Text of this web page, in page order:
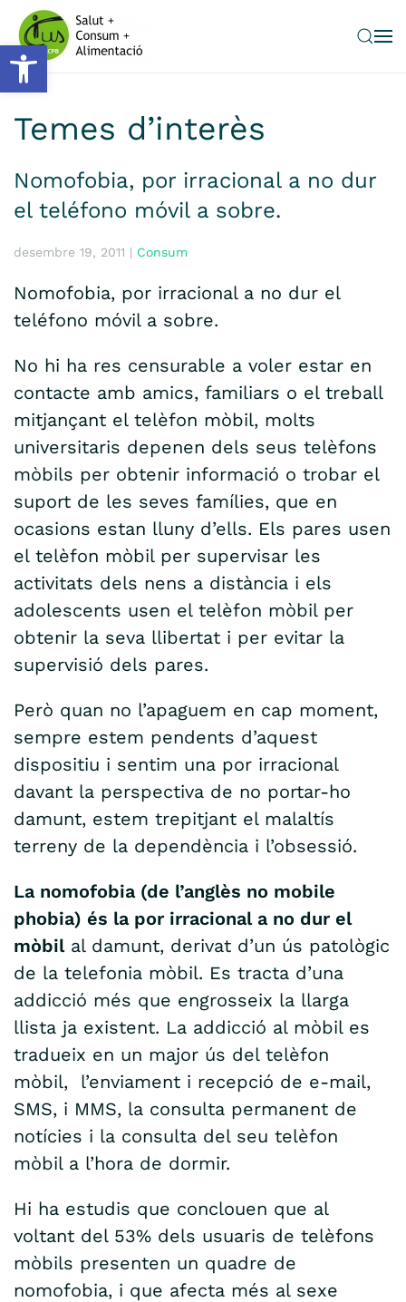
Obre la barra d'eines
Skip to main content
Temes d’interès
Nomofobia, por irracional a no dur
el teléfono móvil a sobre.
desembre 19, 2011 | Consum
Nomofobia, por irracional a no dur el
teléfono móvil a sobre.
No hi ha res censurable a voler estar en
contacte amb amics, familiars o el treball
mitjançant el telèfon mòbil, molts
universitaris depenen dels seus telèfons
mòbils per obtenir informació o trobar el
suport de les seves famílies, que en
ocasions estan lluny d’ells. Els pares usen
el telèfon mòbil per supervisar les
activitats dels nens a distància i els
adolescents usen el telèfon mòbil per
obtenir la seva llibertat i per evitar la
supervisió dels pares.
Però quan no l’apaguem en cap moment,
sempre estem pendents d’aquest
dispositiu i sentim una por irracional
davant la perspectiva de no portar-ho
damunt, estem trepitjant el malaltís
terreny de la dependència i l’obsessió.
La nomofobia (de l’anglès no mobile
phobia) és la por irracional a no dur el
mòbilal damunt, derivat d’un ús patològic
de la telefonia mòbil. Es tracta d’una
addicció més que engrosseix la llarga
llista ja existent. La addicció al mòbil es
tradueix en un major ús del telèfon
mòbil, l’enviament i recepció de e-mail,
SMS, i MMS, la consulta permanent de
notícies i la consulta del seu telèfon
mòbil a l’hora de dormir.
Hi ha estudis que conclouen que al
voltant del 53% dels usuaris de telèfons
mòbils presenten un quadre de
nomofobia, i que afecta més al sexe